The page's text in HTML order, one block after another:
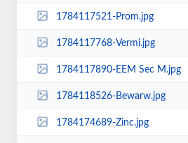
1784117521-Prom.jpg
1784117768-Vermi.jpg
1784117890-EEM Sec M.jpg
1784118526-Bewarw.jpg
1784174689-Zinc.jpg